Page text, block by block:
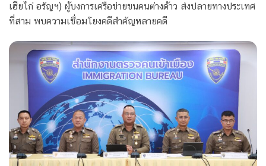
เฮียไก่ อรัญฯ) ผู้บงการเครือข่ายขนคนต่างด้าว ส่งปลายทางประเทศ
ที่สาม พบความเชื่อมโยงคดีสำคัญหลายคดี